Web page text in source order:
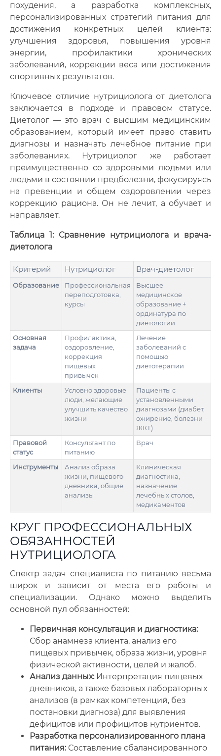
похудения, а разработка комплексных,
персонализированных стратегий питания для
достижения конкретных целей клиента:
улучшения здоровья, повышения уровня
энергии, профилактики хронических
заболеваний, коррекции веса или достижения
спортивных результатов.
Ключевое отличие нутрициолога от диетолога
заключается в подходе и правовом статусе.
Диетолог — это врач с высшим медицинским
образованием, который имеет право ставить
диагнозы и назначать лечебное питание при
заболеваниях. Нутрициолог же работает
преимущественно со здоровыми людьми или
людьми в состоянии предболезни, фокусируясь
на превенции и общем оздоровлении через
коррекцию рациона. Он не лечит, а обучает и
направляет.
Таблица 1: Сравнение нутрициолога и врача-
диетолога
Критерий Нутрициолог Врач-диетолог
Образование
Профессиональная
переподготовка,
курсы
Высшее
медицинское
образование +
ординатура по
диетологии
Основная
задача
Профилактика,
оздоровление,
коррекция
пищевых
привычек
Лечение
заболеваний с
помощью
диетотерапии
Клиенты
Условно здоровые
люди, желающие
улучшить качество
жизни
Пациенты с
установленными
диагнозами (диабет,
ожирение, болезни
ЖКТ)
Правовой
статус
Консультант по
питанию
Врач
Инструменты
Анализ образа
жизни, пищевого
дневника, общие
анализы
Клиническая
диагностика,
назначение
лечебных столов,
медикаментов
КРУГ ПРОФЕССИОНАЛЬНЫХ
ОБЯЗАННОСТЕЙ
НУТРИЦИОЛОГА
Спектр задач специалиста по питанию весьма
широк и зависит от места его работы и
специализации. Однако можно выделить
основной пул обязанностей:
Первичная консультация и диагностика:
Сбор анамнеза клиента, анализ его
пищевых привычек, образа жизни, уровня
физической активности, целей и жалоб.
Анализ данных:Интерпретация пищевых
дневников, а также базовых лабораторных
анализов (в рамках компетенций, без
постановки диагноза) для выявления
дефицитов или профицитов нутриентов.
Разработка персонализированного плана
питания:Составление сбалансированного